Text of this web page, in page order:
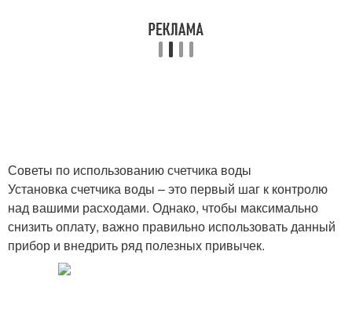
Советы по использованию счетчика воды
Установка счетчика воды – это первый шаг к контролю
над вашими расходами. Однако, чтобы максимально
снизить оплату, важно правильно использовать данный
прибор и внедрить ряд полезных привычек.